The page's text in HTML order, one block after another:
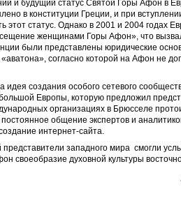
и будущий статус Святой Горы Афон в
в конституции Греции, и при
этот статус. Однако в 2001 и 2004 годах
женщинами Горы Афон», что
были представлены юридические
согласно которой на Афон не
создания особого сетевого
Европы, которую предложил
организациях в Брюсселе
общение экспертов и
интернет-сайта.
западного мира смогли
своеобразие духовной культуры